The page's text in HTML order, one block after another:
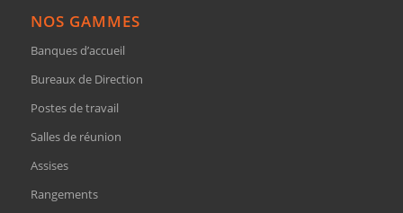
NOS GAMMES
Banques d’accueil
Bureaux de Direction
Postes de travail
Salles de réunion
Assises
Rangements